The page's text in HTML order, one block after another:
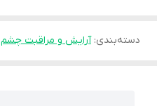
دسته‌بندی:آرایش و مراقبت چشم